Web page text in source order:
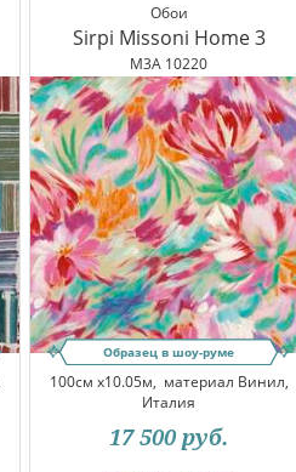
Обои
Sirpi Missoni Home 3
M3A 10220
Образец в шоу-руме
100см x10.05м, материал Винил,
Италия
17 500 руб.